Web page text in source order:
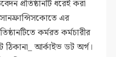
প্রতিষ্ঠানটি ধরেই করা
সানফ্রান্সিসকোতে এর
কর্মরত কর্মচারীর
ঠিকানা_ আর্কাইভ ডট অর্গ।